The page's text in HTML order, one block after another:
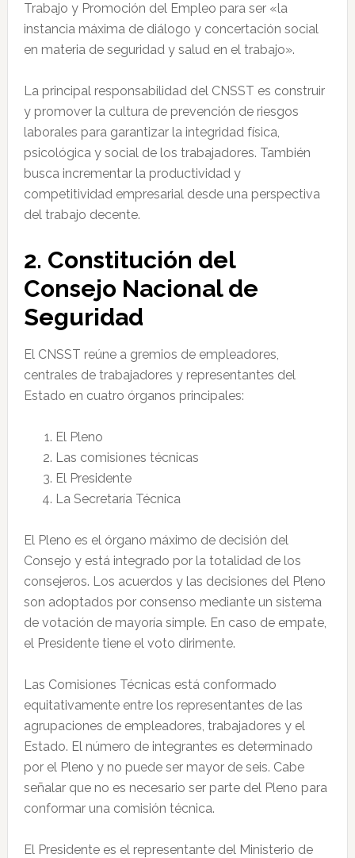
Trabajo y Promoción del Empleo para ser «la
instancia máxima de diálogo y concertación social
en materia de seguridad y salud en el trabajo».
La principal responsabilidad del CNSST es construir
y promover la cultura de prevención de riesgos
laborales para garantizar la integridad física,
psicológica y social de los trabajadores. También
busca incrementar la productividad y
competitividad empresarial desde una perspectiva
del trabajo decente.
2. Constitución del
Consejo Nacional de
Seguridad
El CNSST reúne a gremios de empleadores,
centrales de trabajadores y representantes del
Estado en cuatro órganos principales:
El Pleno
Las comisiones técnicas
El Presidente
La Secretaría Técnica
El Pleno es el órgano máximo de decisión del
Consejo y está integrado por la totalidad de los
consejeros. Los acuerdos y las decisiones del Pleno
son adoptados por consenso mediante un sistema
de votación de mayoría simple. En caso de empate,
el Presidente tiene el voto dirimente.
Las Comisiones Técnicas está conformado
equitativamente entre los representantes de las
agrupaciones de empleadores, trabajadores y el
Estado. El número de integrantes es determinado
por el Pleno y no puede ser mayor de seis. Cabe
señalar que no es necesario ser parte del Pleno para
conformar una comisión técnica.
El Presidente es el representante del Ministerio de